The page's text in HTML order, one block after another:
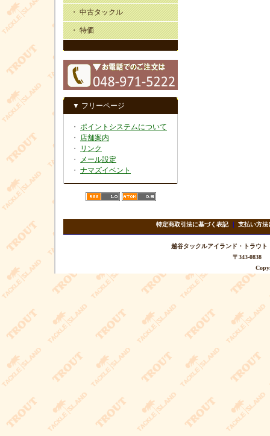
・ 中古タックル
・ 特価
▼ フリーページ
・ ポイントシステムについて
・ 店舗案内
・
リンク
・
メール設定
・ ナマズイベント
特定商取引法に基づく表記｜ 支払い方法
越谷タックルアイランド・トラ
〒343-0838